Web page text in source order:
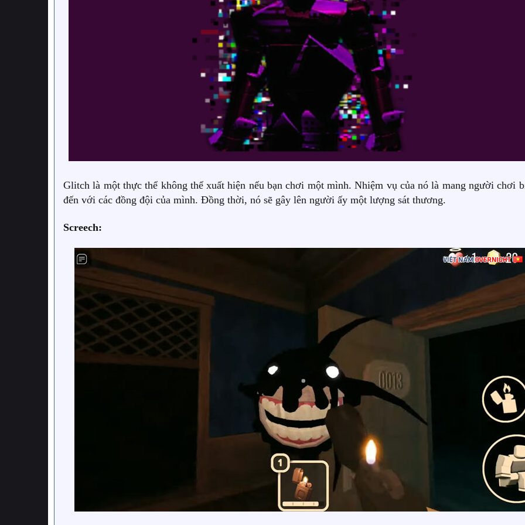
Glitch là một thực thể không thể xuất hiện nếu bạn chơi một mình. Nhiệm vụ của nó là mang người chơi
đến với các đồng đội của mình. Đồng thời, nó sẽ gây lên người ấy một lượng sát thương.
Screech: